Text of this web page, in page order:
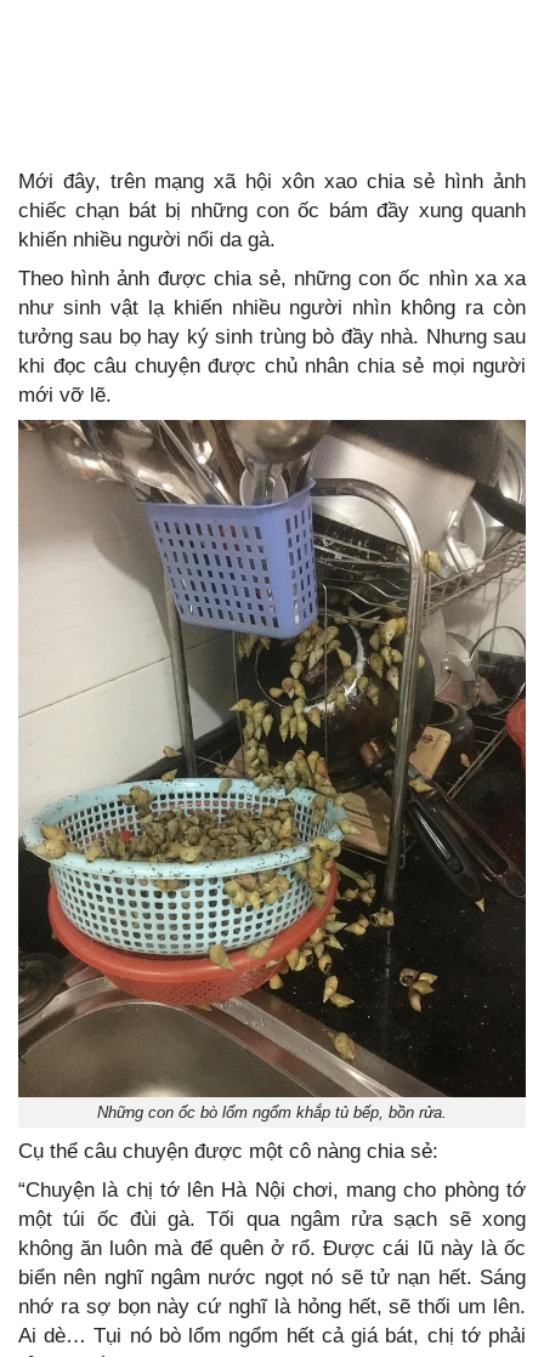
Mới đây, trên mạng xã hội xôn xao chia sẻ hình ảnh
chiếc chạn bát bị những con ốc bám đầy xung quanh
khiến nhiều người nổi da gà.
Theo hình ảnh được chia sẻ, những con ốc nhìn xa xa
như sinh vật lạ khiến nhiều người nhìn không ra còn
tưởng sau bọ hay ký sinh trùng bò đầy nhà. Nhưng sau
khi đọc câu chuyện được chủ nhân chia sẻ mọi người
mới vỡ lẽ.
Những con ốc bò lổm ngổm khắp tủ bếp, bồn rửa.
Cụ thể câu chuyện được một cô nàng chia sẻ:
“Chuyện là chị tớ lên Hà Nội chơi, mang cho phòng tớ
một túi ốc đùi gà. Tối qua ngâm rửa sạch sẽ xong
không ăn luôn mà để quên ở rổ. Được cái lũ này là ốc
biển nên nghĩ ngâm nước ngọt nó sẽ tử nạn hết. Sáng
nhớ ra sợ bọn này cứ nghĩ là hỏng hết, sẽ thối um lên.
Ai dè… Tụi nó bò lổm ngổm hết cả giá bát, chị tớ phải